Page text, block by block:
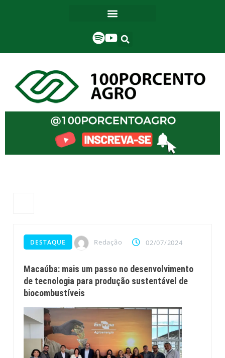
DESTAQUE Redação 02/07/2024
Macaúba: mais um passo no desenvolvimento
de tecnologia para produção sustentável de
biocombustíveis